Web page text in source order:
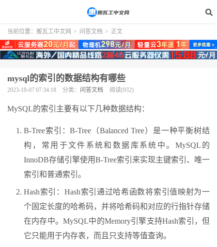
当前位置： 搬瓦工中文网 > 问答文档 > 正文
mysql的索引的数据结构有哪些
2023-10-07 07:34:18 分类： 问答文档 阅读(932)
MySQL的索引主要有以下几种数据结构：
B-Tree索引：B-Tree（Balanced Tree）是一种平衡树结
构，常用于文件系统和数据库系统中。MySQL的
InnoDB存储引擎使用B-Tree索引来实现主键索引、唯一
索引和普通索引。
Hash索引：Hash索引通过哈希函数将索引值映射为一
个固定长度的哈希码，并将哈希码和对应的行指针存储
在内存中。MySQL中的Memory引擎支持Hash索引，但
它只能用于内存表，而且只支持等值查询。